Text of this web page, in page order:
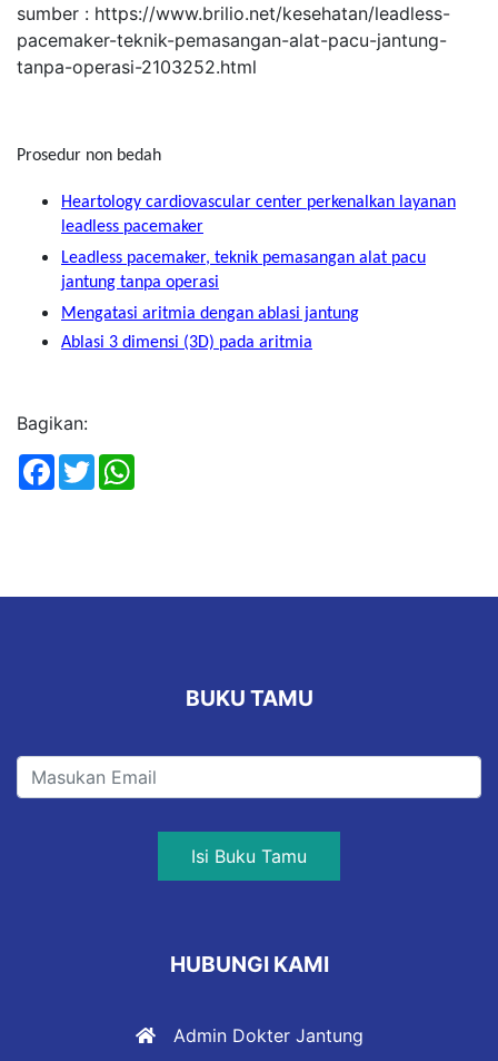
sumber : https://www.brilio.net/kesehatan/leadless-
pacemaker-teknik-pemasangan-alat-pacu-jantung-
tanpa-operasi-2103252.html
Prosedur non bedah
Heartology cardiovascular center perkenalkan layanan
leadless pacemaker
Leadless pacemaker, teknik pemasangan alat pacu
jantung tanpa operasi
Mengatasi aritmia dengan ablasi jantung
Ablasi 3 dimensi (3D) pada aritmia
Bagikan:
Facebook
Twitter
BUKU TAMU
Isi Buku Tamu
HUBUNGI KAMI
Admin Dokter Jantung